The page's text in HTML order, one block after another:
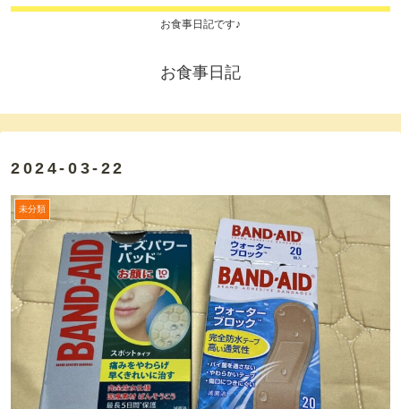
お食事日記です♪
お食事日記
2024-03-22
未分類